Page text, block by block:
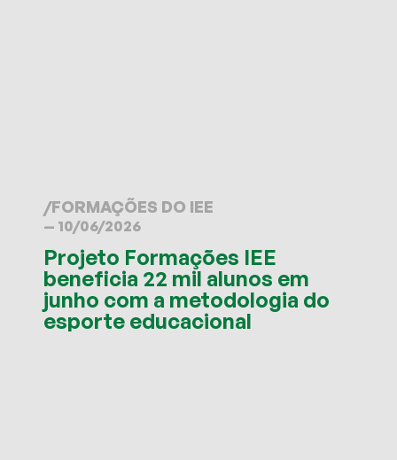
/FORMAÇÕES DO IEE
— 10/06/2026
Projeto Formações IEE
beneficia 22 mil alunos em
junho com a metodologia do
esporte educacional